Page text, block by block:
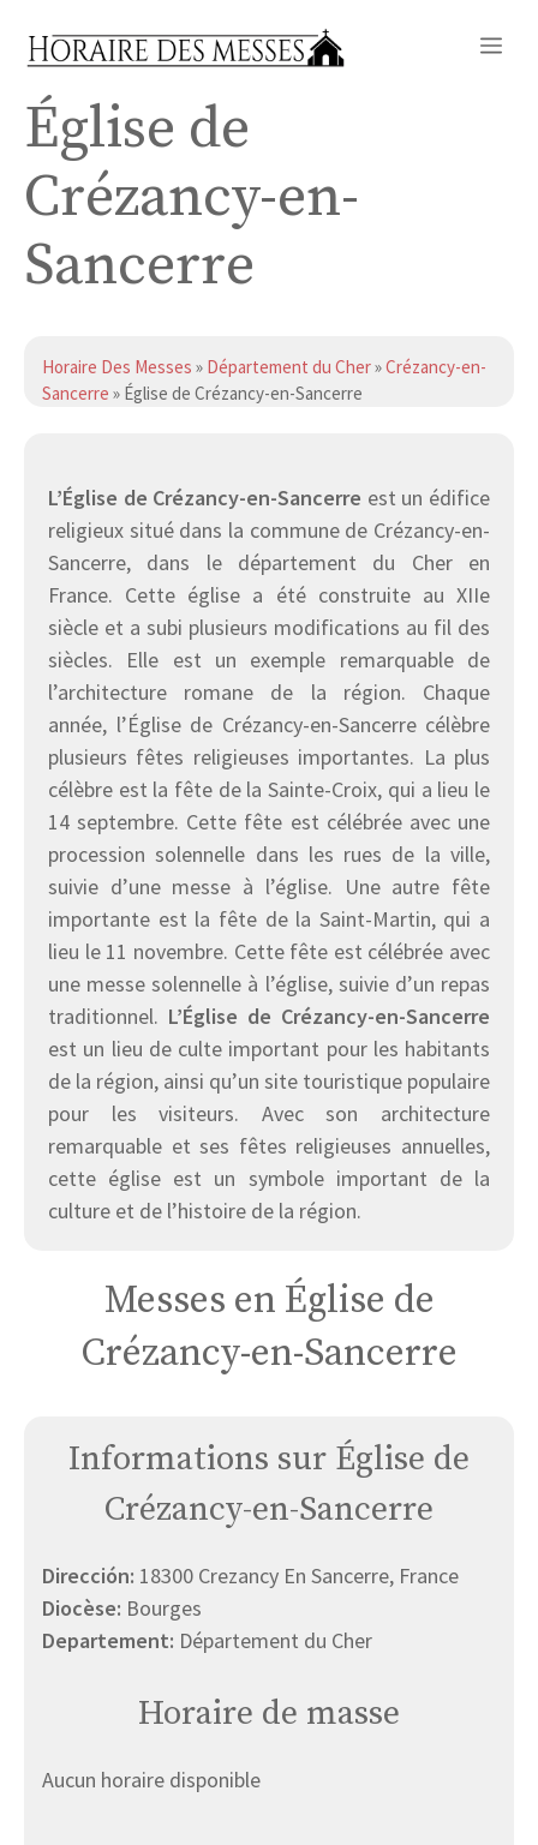
Église de
Crézancy-en-
Sancerre
Horaire Des Messes » Département du Cher»Crézancy-en-
Sancerre » Église de Crézancy-en-Sancerre
L’Église de Crézancy-en-Sancerre est un édifice
religieux situé dans la commune de Crézancy-en-
Sancerre, dans le département du Cher en
France. Cette église a été construite au XIIe
siècle et a subi plusieurs modifications au fil des
siècles. Elle est un exemple remarquable de
l’architecture romane de la région. Chaque
année, l’Église de Crézancy-en-Sancerre célèbre
plusieurs fêtes religieuses importantes. La plus
célèbre est la fête de la Sainte-Croix, qui a lieu le
14 septembre. Cette fête est célébrée avec une
procession solennelle dans les rues de la ville,
suivie d’une messe à l’église. Une autre fête
importante est la fête de la Saint-Martin, qui a
lieu le 11 novembre. Cette fête est célébrée avec
une messe solennelle à l’église, suivie d’un repas
traditionnel. L’Église de Crézancy-en-Sancerre
est un lieu de culte important pour les habitants
de la région, ainsi qu’un site touristique populaire
pour les visiteurs. Avec son architecture
remarquable et ses fêtes religieuses annuelles,
cette église est un symbole important de la
culture et de l’histoire de la région.
Messes en Église de
Crézancy-en-Sancerre
Informations sur Église de
Crézancy-en-Sancerre
Dirección: 18300 Crezancy En Sancerre, France
Diocèse: Bourges
Departement: Département du Cher
Horaire de masse
Aucun horaire disponible